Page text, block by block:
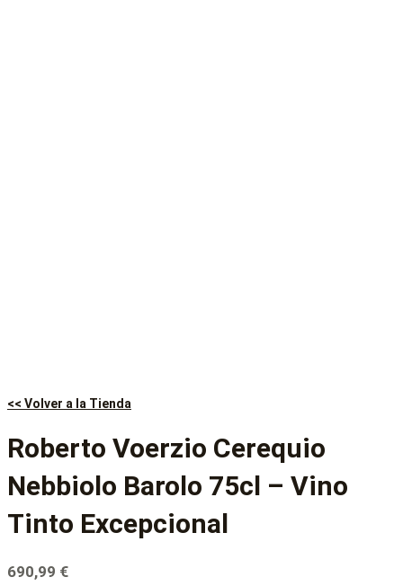
<< Volver a la Tienda
Roberto Voerzio Cerequio
Nebbiolo Barolo 75cl – Vino
Tinto Excepcional
690,99 €